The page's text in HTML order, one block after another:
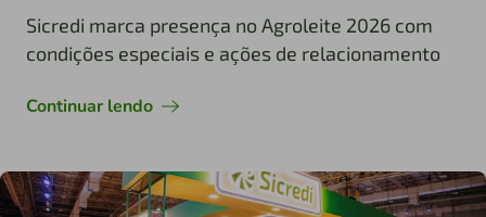
Sicredi marca presença no Agroleite 2026 com
condições especiais e ações de relacionamento
Continuar lendo